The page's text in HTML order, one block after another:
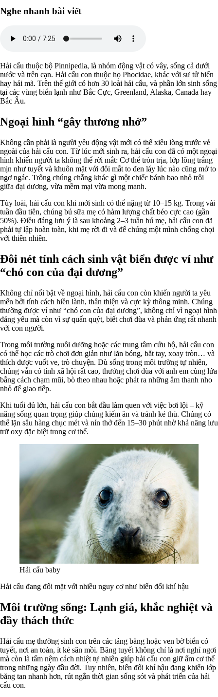
Nghe nhanh bài viết
Hải cẩu thuộc bộ Pinnipedia, là nhóm động vật có vây, sống cả dưới
nước và trên cạn. Hải cẩu con thuộc họ Phocidae, khác với sư tử biển
hay hải mã. Trên thế giới có hơn 30 loài hải cẩu, và phần lớn sinh sống
tại các vùng biển lạnh như Bắc Cực, Greenland, Alaska, Canada hay
Bắc Âu.
Ngoại hình “gây thương nhớ”
Không cần phải là người yêu động vật mới có thể xiêu lòng trước vẻ
ngoài của hải cẩu con. Từ lúc mới sinh ra, hải cẩu con đã có một ngoại
hình khiến người ta không thể rời mắt: Cơ thể tròn trịa, lớp lông trắng
mịn như tuyết và khuôn mặt với đôi mắt to đen láy lúc nào cũng mở to
ngơ ngác. Trông chúng chẳng khác gì một chiếc bánh bao nhỏ trôi
giữa đại dương, vừa mềm mại vừa mong manh.
Tùy loài, hải cẩu con khi mới sinh có thể nặng từ 10–15 kg. Trong vài
tuần đầu tiên, chúng bú sữa mẹ có hàm lượng chất béo cực cao (gần
50%). Điều đáng lưu ý là sau khoảng 2–3 tuần bú mẹ, hải cẩu con đã
phải tự lập hoàn toàn, khi mẹ rời đi và để chúng một mình chống chọi
với thiên nhiên.
Đôi nét tính cách sinh vật biển được ví như
“chó con của đại dương”
Không chỉ nổi bật về ngoại hình, hải cẩu con còn khiến người ta yêu
mến bởi tính cách hiền lành, thân thiện và cực kỳ thông minh. Chúng
thường được ví như “chó con của đại dương”, không chỉ vì ngoại hình
đáng yêu mà còn vì sự quấn quýt, biết chơi đùa và phản ứng rất nhanh
với con người.
Trong môi trường nuôi dưỡng hoặc các trung tâm cứu hộ, hải cẩu con
có thể học các trò chơi đơn giản như lăn bóng, bắt tay, xoay tròn… và
thích được vuốt ve, trò chuyện. Dù sống trong môi trường tự nhiên,
chúng vẫn có tính xã hội rất cao, thường chơi đùa với anh em cùng lứa
bằng cách chạm mũi, bò theo nhau hoặc phát ra những âm thanh nho
nhỏ để giao tiếp.
Khi tuổi đủ lớn, hải cẩu con bắt đầu làm quen với việc bơi lội – kỹ
năng sống quan trọng giúp chúng kiếm ăn và tránh kẻ thù. Chúng có
thể lặn sâu hàng chục mét và nín thở đến 15–30 phút nhờ khả năng lưu
trữ oxy đặc biệt trong cơ thể.
Hải cẩu baby
Hải cẩu đang đối mặt với nhiều nguy cơ như biến đổi khí hậu
Môi trường sống: Lạnh giá, khắc nghiệt và
đầy thách thức
Hải cẩu mẹ thường sinh con trên các tảng băng hoặc ven bờ biển có
tuyết, nơi an toàn, ít kẻ săn mồi. Băng tuyết không chỉ là nơi nghỉ ngơi
mà còn là tấm nệm cách nhiệt tự nhiên giúp hải cẩu con giữ ấm cơ thể
trong những ngày đầu đời. Tuy nhiên, biến đổi khí hậu đang khiến lớp
băng tan nhanh hơn, rút ngắn thời gian sống sót và phát triển của hải
cẩu con.